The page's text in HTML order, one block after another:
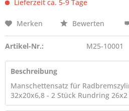
Lieferzeit ca. 5-9 Tage
Merken Bewerten
Artikel-Nr.: M25-10001
Beschreibung
Manschettensatz für
32x20x6,8 - 2 Stück Rundring 26x2